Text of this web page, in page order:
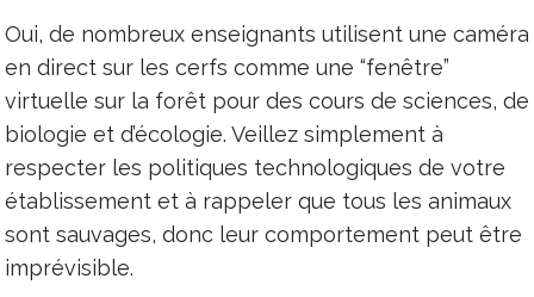
Oui, de nombreux enseignants utilisent une caméra
en direct sur les cerfs comme une “fenêtre”
virtuelle sur la forêt pour des cours de sciences, de
biologie et d’écologie. Veillez simplement à
respecter les politiques technologiques de votre
établissement et à rappeler que tous les animaux
sont sauvages, donc leur comportement peut être
imprévisible.